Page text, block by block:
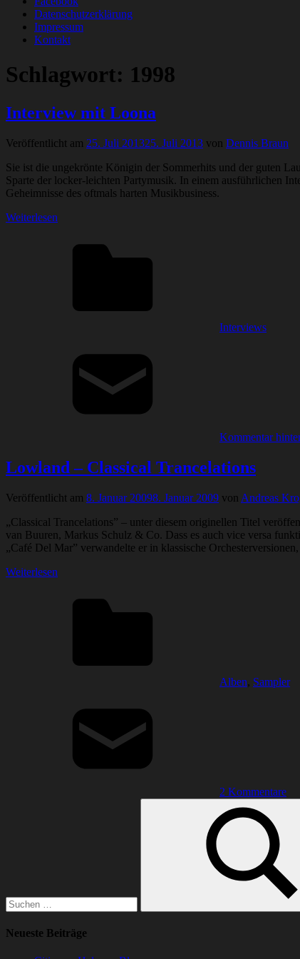
Datenschutzerklärung
Impressum
Kontakt
Schlagwort: 1998
Interview mit Loona
Veröffentlicht am 25. Juli 201325. Juli 2013 von Dennis Braun
Sie ist die ungekrönte Königin der Sommerhits und der guten
Sparte der locker-leichten Partymusik. In einem ausführlichen
Geheimnisse des oftmals harten Musikbusiness.
Weiterlesen
Interviews
Kommentar
Lowland – Classical Trancelations
Veröffentlicht am 8. Januar 20098. Januar 2009 von Andreas
„Classical Trancelations” – unter diesem originellen Titel
van Buuren, Markus Schulz & Co. Dass es auch vice versa
„Café Del Mar” verwandelte er in klassische
Weiterlesen
Alben, Sampler
2 Kommentare
Suchen
Neueste Beiträge